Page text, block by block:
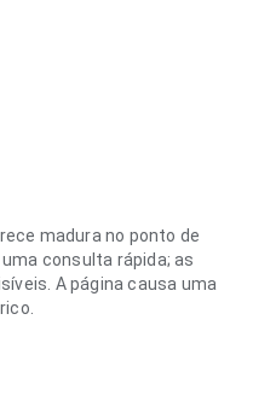
madura no ponto de
consulta rápida; as
A página causa uma